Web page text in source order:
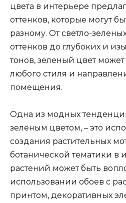
цвета в интерьере
оттенков, которые могут
разному. От светло-
оттенков до глубоких и
тонов, зеленый цвет
любого стиля и
помещения.
Одна из модных
зеленым цветом, – это
создания растительных
ботанической тематики в
растений может быть
использовании обоев с
принтом, декоративных